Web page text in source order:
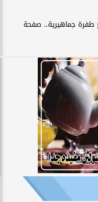
جماهيرية.. صفحة